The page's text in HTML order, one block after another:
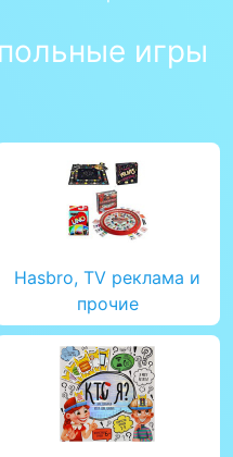
игры
Hasbro, TV реклама и
прочие